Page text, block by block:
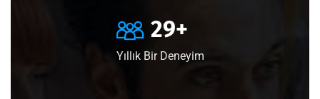
29+
Yıllık Bir Deneyim